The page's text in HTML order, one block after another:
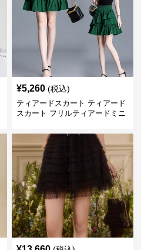
¥5,260 (税込)
ティアードスカート ティアード
スカート フリルティアードミニ